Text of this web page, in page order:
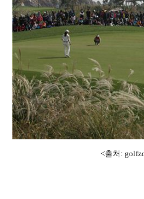
<출처: